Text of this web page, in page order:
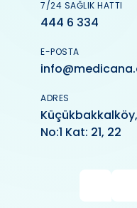
7/24 SAĞLIK HATTI
444 6 334
E-POSTA
ADRES
No:1 Kat: 21, 22